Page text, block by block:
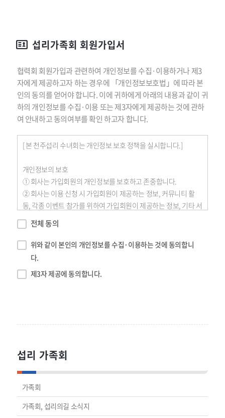
섭리가족회 회원가입서
협력회 회원가입과 관련하여 개인정보를 수집·이용하거나 제3
자에게 제공하고자 하는 경우에 「개인정보보호법」에 따라 본
인의 동의를 얻어야 합니다. 이에 귀하에게 아래의 내용과 같이 귀
하의 개인정보를 수집·이용 또는 제3자에게 제공하는 것에 관하
여 안내하고 동의여부를 확인 하고자 합니다.
[ 본 천주섭리 수녀회는 개인정보 보호 정책을 실시합니다.]
개인정보의 보호
① 회사는 가입회원의 개인정보를 보호하고 존중합니다.
② 회사는 이용 신청 시 가입회원이 제공하는 정보, 커뮤니티 활
동, 각종 이벤트 참가를 위하여 가입회원이 제공하는 정보, 기타 서
비스 이용 과정에서 수집되는 정보 등을 통하여 가입회원에 관한
정보를 수집하며, 회원의 개인정보는 본 이용계약의 이행과 본 이
용계약상의 서비스 제공을 위한 목적으로 사용됩니다.
③ 회사는 서비스 제공과 관련하여 취득한 가입회원의 신상정보
적 목적으로 사용할 수 없습니다. 다만, 다음의 각 호에 해당하는
특정 개인을 알아볼 수 없는 형태로 가공하여 제공하는 경우
전체 동의
위와 같이 본인의 개인정보를 수집·이용하는 것에 동의합니
다.
제3자 제공에 동의합니다.
섭리 가족회
가족회
가족회, 섭리의길 소식지